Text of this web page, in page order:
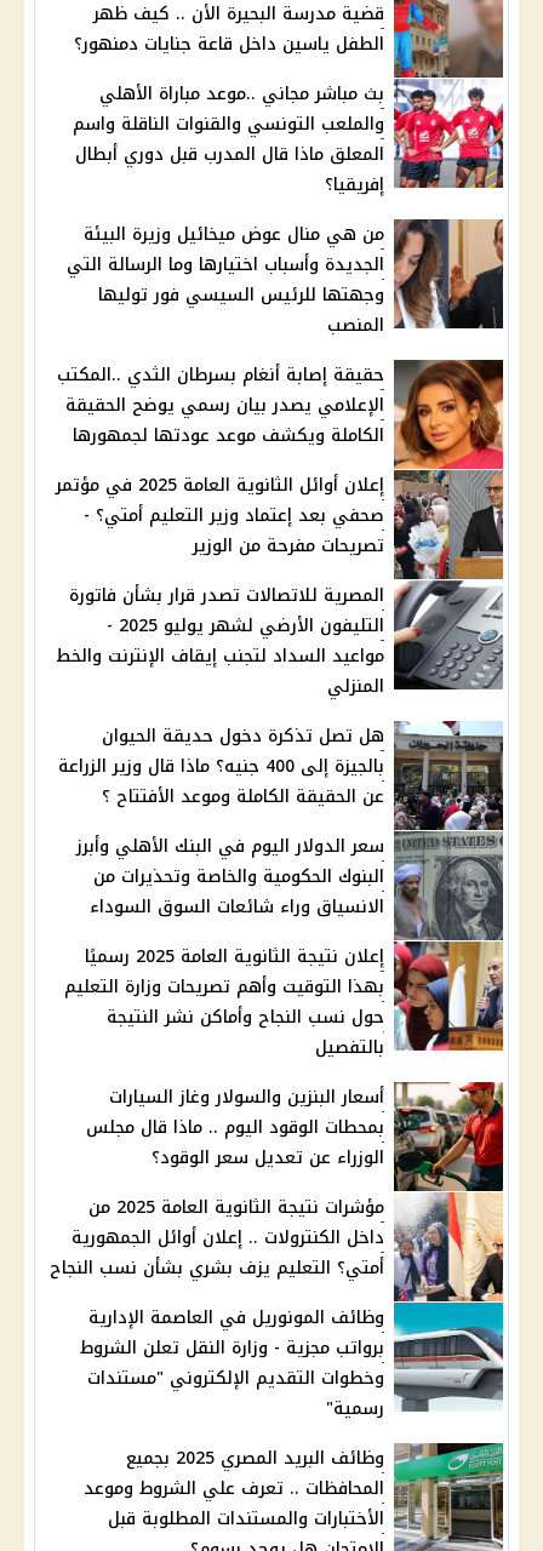
قضية مدرسة البحيرة الأن .. كيف ظهر
الطفل ياسين داخل قاعة جنايات دمنهور؟
بث مباشر مجاني ..موعد مباراة الأهلي
والملعب التونسي والقنوات الناقلة واسم
المعلق ماذا قال المدرب قبل دوري أبطال
إفريقيا؟
من هي منال عوض ميخائيل وزيرة البيئة
الجديدة وأسباب اختيارها وما الرسالة التي
وجهتها للرئيس السيسي فور توليها
المنصب
حقيقة إصابة أنغام بسرطان الثدي ..المكتب
الإعلامي يصدر بيان رسمي يوضح الحقيقة
الكاملة ويكشف موعد عودتها لجمهورها
إعلان أوائل الثانوية العامة 2025 في مؤتمر
صحفي بعد إعتماد وزير التعليم أمتي؟ -
تصريحات مفرحة من الوزير
المصرية للاتصالات تصدر قرار بشأن فاتورة
التليفون الأرضي لشهر يوليو 2025 -
مواعيد السداد لتجنب إيقاف الإنترنت والخط
المنزلي
هل تصل تذكرة دخول حديقة الحيوان
بالجيزة إلى 400 جنيه؟ ماذا قال وزير الزراعة
عن الحقيقة الكاملة وموعد الأفتتاح ؟
سعر الدولار اليوم في البنك الأهلي وأبرز
البنوك الحكومية والخاصة وتحذيرات من
الانسياق وراء شائعات السوق السوداء
إعلان نتيجة الثانوية العامة 2025 رسميًا
بهذا التوقيت وأهم تصريحات وزارة التعليم
حول نسب النجاح وأماكن نشر النتيجة
بالتفصيل
أسعار البنزين والسولار وغاز السيارات
بمحطات الوقود اليوم .. ماذا قال مجلس
الوزراء عن تعديل سعر الوقود؟
مؤشرات نتيجة الثانوية العامة 2025 من
داخل الكنترولات .. إعلان أوائل الجمهورية
أمتي؟ التعليم يزف بشري بشأن نسب النجاح
وظائف المونوريل في العاصمة الإدارية
برواتب مجزية - وزارة النقل تعلن الشروط
وخطوات التقديم الإلكتروني "مستندات
رسمية"
وظائف البريد المصري 2025 بجميع
المحافظات .. تعرف علي الشروط وموعد
الأختبارات والمستندات المطلوبة قبل